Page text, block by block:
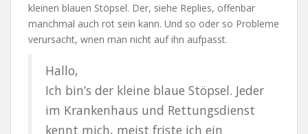
kleinen blauen Stöpsel. Der, siehe Replies, offenbar
manchmal auch rot sein kann. Und so oder so Probleme
verursacht, wnen man nicht auf ihn aufpasst.
Hallo,
Ich bin’s der kleine blaue Stöpsel. Jeder
im Krankenhaus und Rettungsdienst
kennt mich, meist friste ich ein